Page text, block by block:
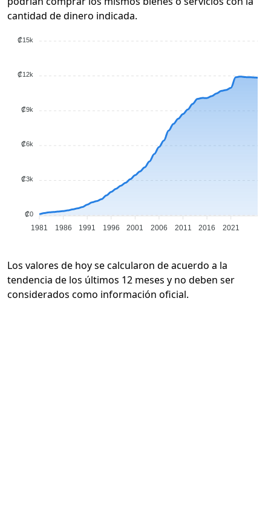
cantidad de dinero indicada.
₡15k
₡12k
₡9k
₡6k
₡3k
₡0
1981 1986 1991 1996 2001 2006 2011 2016 2021
Los valores de hoy se calcularon de acuerdo a la
tendencia de los últimos 12 meses y no deben ser
considerados como información oficial.